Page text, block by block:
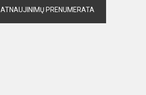
ATNAUJINIMŲ PRENUMERATA